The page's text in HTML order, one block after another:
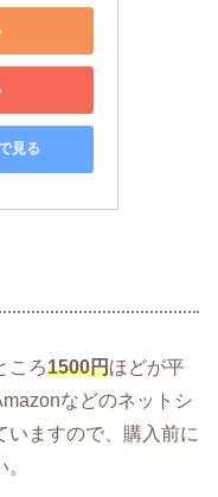
見る
ころ1500円ほどが平
などのネットシ
いますので、購入前に